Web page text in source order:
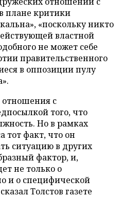
плане критики
«поскольку никто
властной
не может себе
правительственного
в оппозиции пулу
с
того, что
Но в рамках
тот факт, что он
ситуацию в других
фактор, и,
не только о
и о специфической
Толстов газете